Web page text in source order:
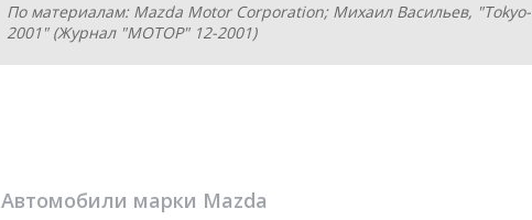
По материалам: Mazda Motor Corporation; Михаил Васильев, "Tokyo-
2001" (Журнал "МОТОР" 12-2001)
Автомобили марки Mazda